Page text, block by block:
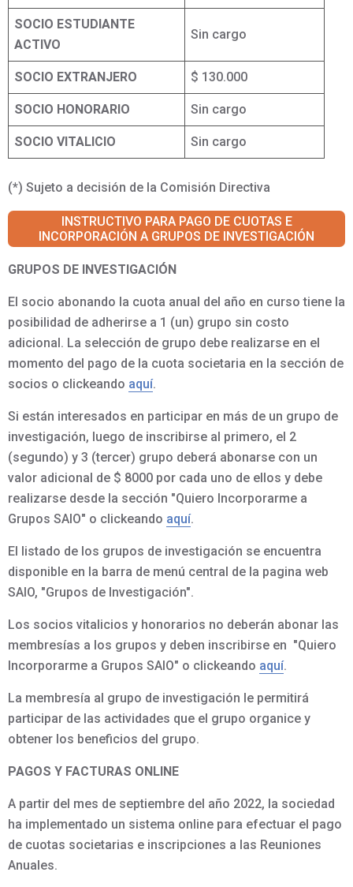
SOCIO ESTUDIANTE
ACTIVO
Sin cargo
SOCIO EXTRANJERO $ 130.000
SOCIO HONORARIO Sin cargo
SOCIO VITALICIO Sin cargo
(*) Sujeto a decisión de la Comisión Directiva
INSTRUCTIVO PARA PAGO DE CUOTAS E
INCORPORACIÓN A GRUPOS DE INVESTIGACIÓN
GRUPOS DE INVESTIGACIÓN
El socio abonando la cuota anual del año en curso tiene la
posibilidad de adherirse a 1 (un) grupo sin costo
adicional. La selección de grupo debe realizarse en el
momento del pago de la cuota societaria en la sección de
socios o clickeando aquí.
Si están interesados en participar en más de un grupo de
investigación, luego de inscribirse al primero, el 2
(segundo) y 3 (tercer) grupo deberá abonarse con un
valor adicional de $ 8000 por cada uno de ellos y debe
realizarse desde la sección "Quiero Incorporarme a
Grupos SAIO" o clickeando aquí.
El listado de los grupos de investigación se encuentra
disponible en la barra de menú central de la pagina web
SAIO, "Grupos de Investigación".
Los socios vitalicios y honorarios no deberán abonar las
membresías a los grupos y deben inscribirse en "Quiero
Incorporarme a Grupos SAIO" o clickeando aquí.
La membresía al grupo de investigación le permitirá
participar de las actividades que el grupo organice y
obtener los beneficios del grupo.
PAGOS Y FACTURAS ONLINE
A partir del mes de septiembre del año 2022, la sociedad
ha implementado un sistema online para efectuar el pago
de cuotas societarias e inscripciones a las Reuniones
Anuales.